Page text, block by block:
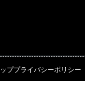
ププライバシーポリシー